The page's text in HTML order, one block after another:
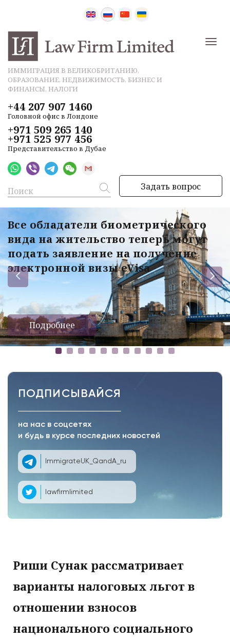
ИММИГРАЦИЯ В ВЕЛИКОБРИТАНИЮ,
ОБРАЗОВАНИЕ, НЕДВИЖИМОСТЬ, БИЗНЕС И
ФИНАНСЫ, НАЛОГИ
+44 207 907 1460
Головной офис в Лондоне
+971 509 265 140
+971 525 977 456
Представительство в Дубае
Задать вопрос
Все обладатели биометрического
вида на жительство теперь могут
подать заявление на получение
электронной визы eVisa
Подробнее
ПОДПИСЫВАЙСЯ
на нас в соцсетях
и будь в курсе последних новостей
ImmigrateUK_QandA_ru
lawfirmlimited
Риши Сунак рассматривает
варианты налоговых льгот в
отношении взносов
национального социального